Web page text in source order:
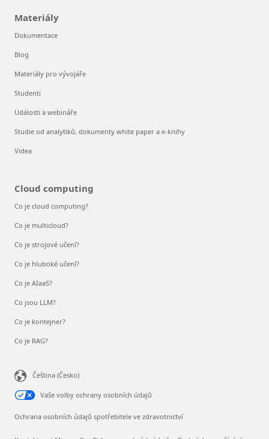
Materiály
Dokumentace
Blog
Materiály pro vývojáře
Studenti
Události a webináře
Studie od analytiků, dokumenty white paper a e-knihy
Videa
Cloud computing
Co je cloud computing?
Co je multicloud?
Co je strojové učení?
Co je hluboké učení?
Co je AIaaS?
Co jsou LLM?
Co je kontejner?
Co je RAG?
Čeština (Česko)
Vaše volby ochrany osobních údajů
Ochrana osobních údajů spotřebitele ve zdravotnictví